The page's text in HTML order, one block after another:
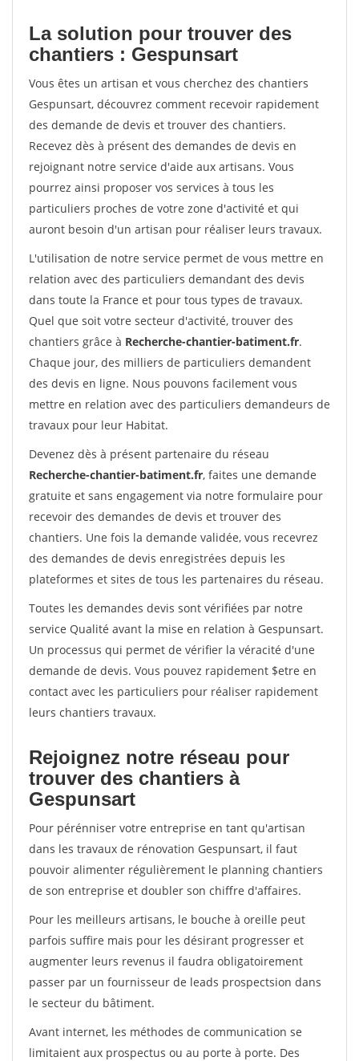
La solution pour trouver des
chantiers : Gespunsart
Vous êtes un artisan et vous cherchez des chantiers
Gespunsart, découvrez comment recevoir rapidement
des demande de devis et trouver des chantiers.
Recevez dès à présent des demandes de devis en
rejoignant notre service d'aide aux artisans. Vous
pourrez ainsi proposer vos services à tous les
particuliers proches de votre zone d'activité et qui
auront besoin d'un artisan pour réaliser leurs travaux.
L'utilisation de notre service permet de vous mettre en
relation avec des particuliers demandant des devis
dans toute la France et pour tous types de travaux.
Quel que soit votre secteur d'activité, trouver des
chantiers grâce à Recherche-chantier-batiment.fr.
Chaque jour, des milliers de particuliers demandent
des devis en ligne. Nous pouvons facilement vous
mettre en relation avec des particuliers demandeurs de
travaux pour leur Habitat.
Devenez dès à présent partenaire du réseau
Recherche-chantier-batiment.fr, faites une demande
gratuite et sans engagement via notre formulaire pour
recevoir des demandes de devis et trouver des
chantiers. Une fois la demande validée, vous recevrez
des demandes de devis enregistrées depuis les
plateformes et sites de tous les partenaires du réseau.
Toutes les demandes devis sont vérifiées par notre
service Qualité avant la mise en relation à Gespunsart.
Un processus qui permet de vérifier la véracité d'une
demande de devis. Vous pouvez rapidement $etre en
contact avec les particuliers pour réaliser rapidement
leurs chantiers travaux.
Rejoignez notre réseau pour
trouver des chantiers à
Gespunsart
Pour pérénniser votre entreprise en tant qu'artisan
dans les travaux de rénovation Gespunsart, il faut
pouvoir alimenter régulièrement le planning chantiers
de son entreprise et doubler son chiffre d'affaires.
Pour les meilleurs artisans, le bouche à oreille peut
parfois suffire mais pour les désirant progresser et
augmenter leurs revenus il faudra obligatoirement
passer par un fournisseur de leads prospectsion dans
le secteur du bâtiment.
Avant internet, les méthodes de communication se
limitaient aux prospectus ou au porte à porte. Des